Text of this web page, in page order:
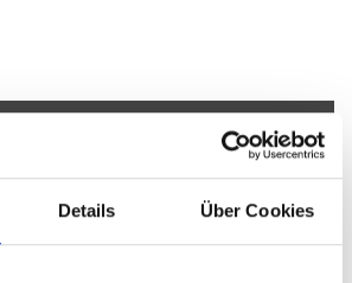
Details Über Cookies
Burgthann Ammerndorf
Gauting Illesheim
Schwarzenbruck
Erlangen Freystadt Ingolstadt